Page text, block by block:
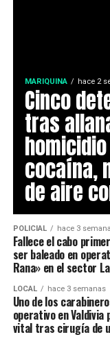
MARIQUINA hace 2
Cinco
tras
cocaína,
de aire
POLICIAL hace 3
Fallece el cabo
ser baleado en
Rana» en el sector
LOCAL hace 3 semanas
Uno de los
operativo en
vital tras cirugía de